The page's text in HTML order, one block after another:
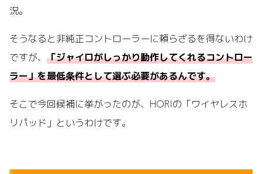
況。
そうなると非純正コントローラーに頼らざるを得ないわけ
ですが、 「ジャイロがしっかり動作してくれるコントロー
ラー」を最低条件として選ぶ必要があるんです。
そこで今回候補に挙がったのが、HORIの「ワイヤレスホ
リパッド」というわけです。